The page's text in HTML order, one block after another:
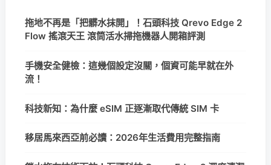
拖地不再是「把髒水抹開」！石頭科技 Qrevo Edge 2
Flow 搖滾天王 滾筒活水掃拖機器人開箱評測
手機安全健檢：這幾個設定沒關，個資可能早就在外
流！
科技新知：為什麼 eSIM 正逐漸取代傳統 SIM 卡
移居馬來西亞前必讀：2026年生活費用完整指南